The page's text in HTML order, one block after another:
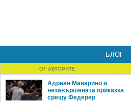
БЛОГ
ОТ АВТОРИТЕ
Адриан Манарино и
незавършената приказка
срещу Федерер